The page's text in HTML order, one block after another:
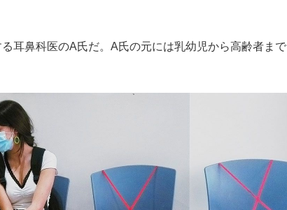
耳鼻科医のA氏だ。A氏の元には乳幼児から高齢者まで